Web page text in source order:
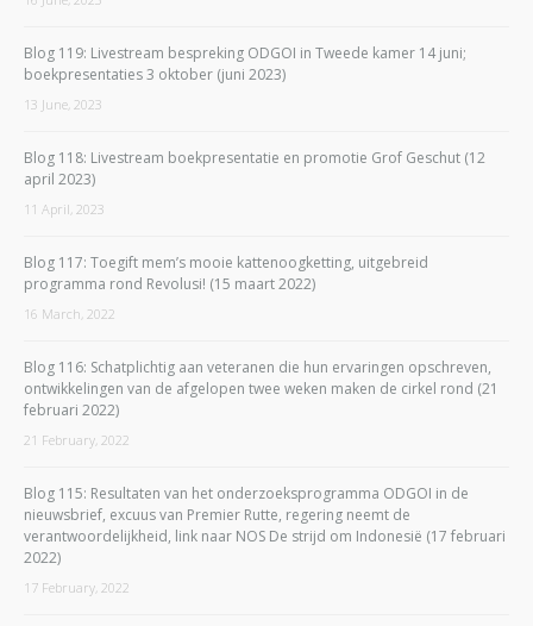
Blog 119: Livestream bespreking ODGOI in Tweede kamer 14 juni;
boekpresentaties 3 oktober (juni 2023)
13 June, 2023
Blog 118: Livestream boekpresentatie en promotie Grof Geschut (12
april 2023)
11 April, 2023
Blog 117: Toegift mem’s mooie kattenoogketting, uitgebreid
programma rond Revolusi! (15 maart 2022)
16 March, 2022
Blog 116: Schatplichtig aan veteranen die hun ervaringen opschreven,
ontwikkelingen van de afgelopen twee weken maken de cirkel rond (21
februari 2022)
21 February, 2022
Blog 115: Resultaten van het onderzoeksprogramma ODGOI in de
nieuwsbrief, excuus van Premier Rutte, regering neemt de
verantwoordelijkheid, link naar NOS De strijd om Indonesië (17 februari
2022)
17 February, 2022